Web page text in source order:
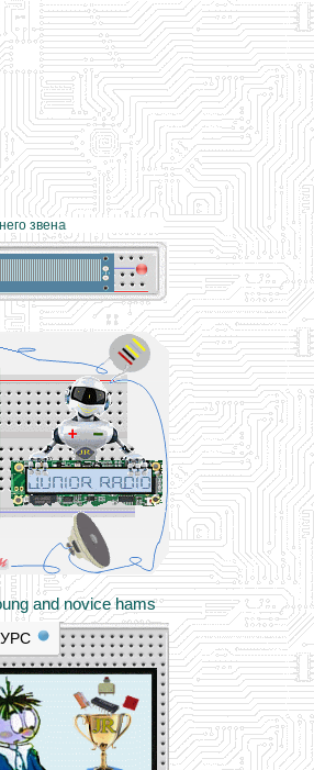
звена
and novice hams
experience